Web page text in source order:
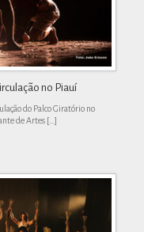
no Piauí
do Palco Giratório no
de Artes […]